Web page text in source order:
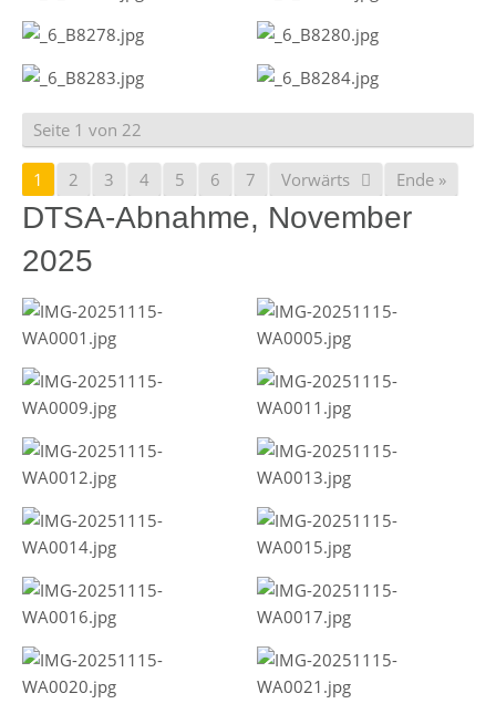
Seite 1 von 22
1 2 3 4 5 6 7 Vorwärts Ende »
DTSA-Abnahme, November
2025